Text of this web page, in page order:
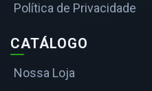
Política de Privacidade
CATÁLOGO
Nossa Loja